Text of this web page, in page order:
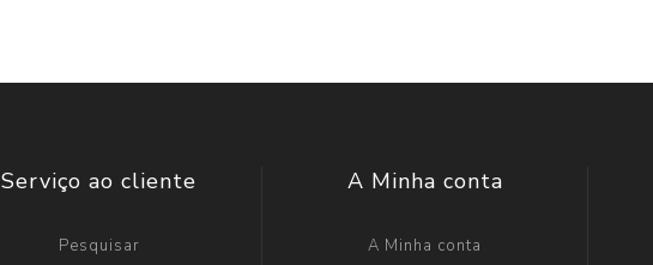
Serviço ao cliente
Pesquisar
A Minha conta
A Minha conta